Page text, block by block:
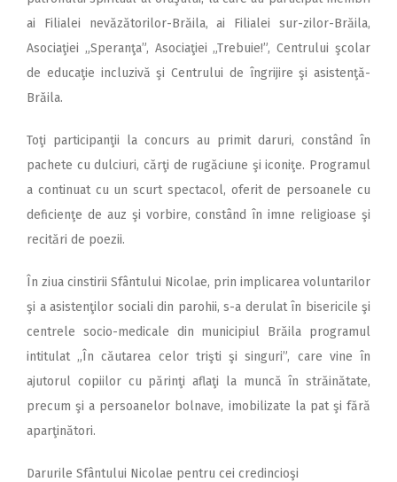
ai Filialei nevăzătorilor-Brăila, ai Filialei sur-zilor-Brăila,
Asociaţiei „Speranţa”, Asociaţiei „Trebuie!”, Centrului şcolar
de educaţie incluzivă şi Centrului de îngrijire şi asistenţă-
Brăila.
Toţi participanţii la concurs au primit daruri, constând în
pachete cu dulciuri, cărţi de rugăciune şi iconiţe. Programul
a continuat cu un scurt spectacol, oferit de persoanele cu
deficienţe de auz şi vorbire, constând în imne religioase şi
recitări de poezii.
În ziua cinstirii Sfântului Nicolae, prin implicarea voluntarilor
şi a asistenţilor sociali din parohii, s-a derulat în bisericile şi
centrele socio-medicale din municipiul Brăila programul
intitulat „În căutarea celor trişti şi singuri”, care vine în
ajutorul copiilor cu părinţi aflaţi la muncă în străinătate,
precum şi a persoanelor bolnave, imobilizate la pat şi fără
aparţinători.
Darurile Sfântului Nicolae pentru cei credincioşi